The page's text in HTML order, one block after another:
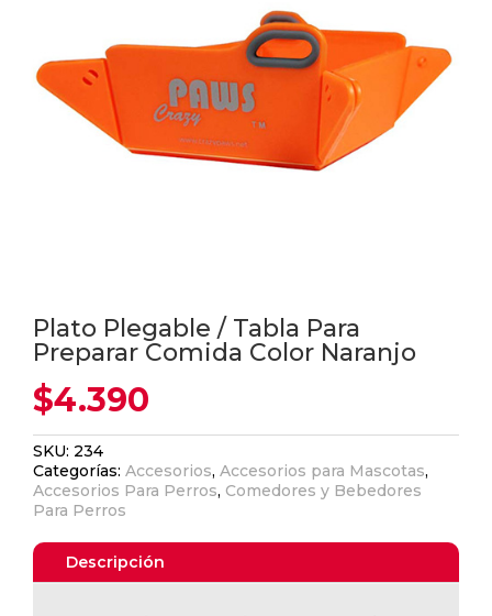
Plato Plegable / Tabla Para
Preparar Comida Color Naranjo
$4.390
SKU: 234
Categorías:Accesorios,Accesorios para Mascotas,
Accesorios Para Perros, Comedores y Bebedores
Para Perros
Descripción